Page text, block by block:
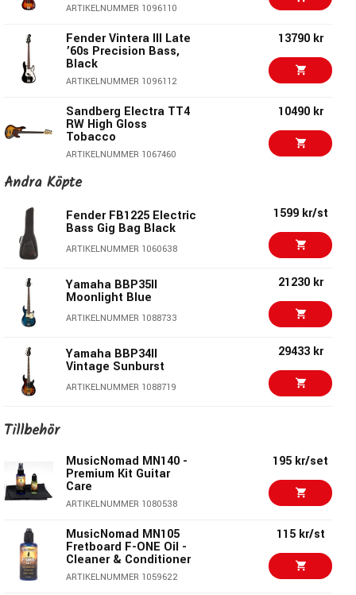
ARTIKELNUMMER 1096110
Fender Vintera III Late
’60s Precision Bass,
Black
ARTIKELNUMMER 1096112
13790 kr
Sandberg Electra TT4
RW High Gloss
Tobacco
ARTIKELNUMMER 1067460
10490 kr
Fender Vintera III Early
Blue
ARTIKELNUMMER 1096074
Fender Vintera III Early
Gold
ARTIKELNUMMER 1096102
14649 kr
Blue Chameleon
ARTIKELNUMMER 1093052
15259 kr
Spector Icon NS5
Black Stain
ARTIKELNUMMER 1093767
Andra Köpte
Fender FB1225 Electric
Bass Gig Bag Black
ARTIKELNUMMER 1060638
1599 kr/st
Yamaha BBP35II
Moonlight Blue
ARTIKELNUMMER 1088733
21230 kr
Yamaha BBP34II
Vintage Sunburst
ARTIKELNUMMER 1088719
29433 kr
ARTIKELNUMMER 1088856
Yamaha BB234
Raspberry Red
4890 kr/st
Fender Player II
Mustang Bass PJ Mn 3
Color Sunburst
8299 kr/st
Tillbehör
MusicNomad MN140 -
Premium Kit Guitar
Care
ARTIKELNUMMER 1080538
195 kr/set
MusicNomad MN105
Fretboard F-ONE Oil -
Cleaner & Conditioner
ARTIKELNUMMER 1059622
115 kr/st